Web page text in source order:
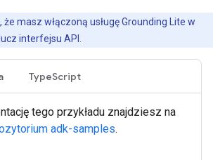
że masz włączoną usługę Grounding Lite w
interfejsu API.
TypeScript
tego przykładu znajdziesz na
adk-samples.